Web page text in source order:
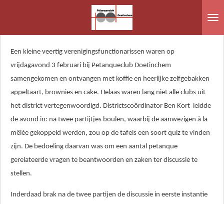
de
hoofdinhoud
Een kleine veertig verenigingsfunctionarissen waren op
vrijdagavond 3 februari bij Petanqueclub Doetinchem
samengekomen en ontvangen met koffie en heerlijke zelfgebakken
appeltaart, brownies en cake. Helaas waren lang niet alle clubs uit
het district vertegenwoordigd. Districtscoördinator Ben Kort leidde
de avond in: na twee partijtjes boulen, waarbij de aanwezigen à la
mêlée gekoppeld werden, zou op de tafels een soort quiz te vinden
zijn. De bedoeling daarvan was om een aantal petanque
gerelateerde vragen te beantwoorden en zaken ter discussie te
stellen.
Inderdaad brak na de twee partijen de discussie in eerste instantie